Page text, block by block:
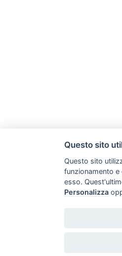
Questo sito
Questo sito
funzionamento
esso.
Personalizza